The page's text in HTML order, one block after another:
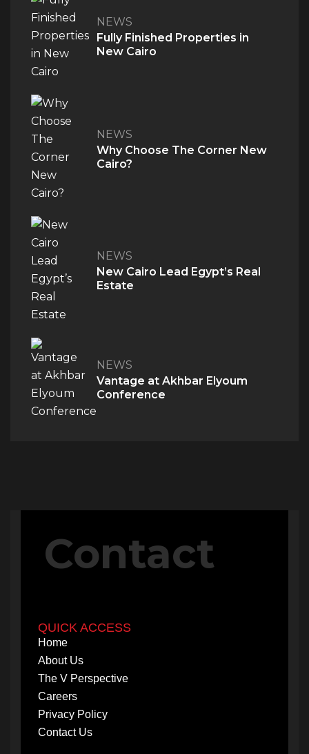
NEWS
Fully Finished Properties in
New Cairo
NEWS
Why Choose The Corner New
Cairo?
NEWS
New Cairo Lead Egypt’s Real
Estate
NEWS
Vantage at Akhbar Elyoum
Conference
Contact
QUICK ACCESS
Home
About Us
The V Perspective
Careers
Privacy Policy
Contact Us
Home
The V Perspective
Careers
PROJECTS